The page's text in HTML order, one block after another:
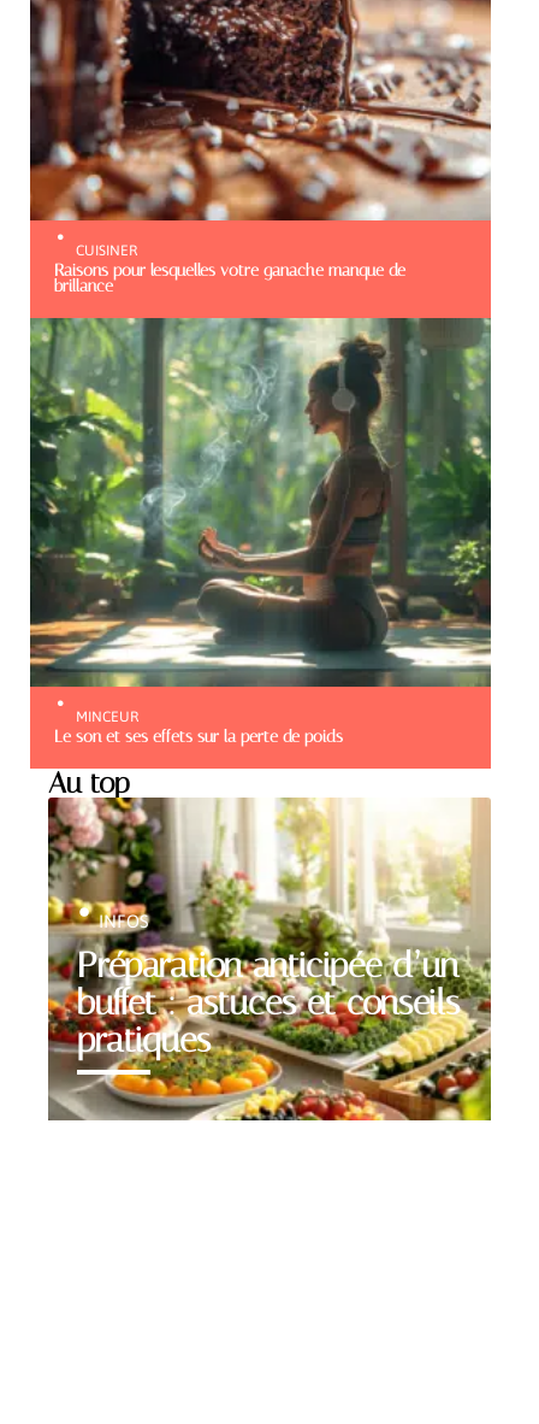
CUISINER
Raisons pour lesquelles votre ganache manque de
brillance
MINCEUR
Le son et ses effets sur la perte de poids
Au top
Préparation anticipée d’un
buffet : astuces et conseils
pratiques
INFOS